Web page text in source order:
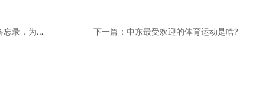
上一篇：亚马逊与埃及中小企业发展署签订备忘录，为埃及电商赋能 下一篇：中东最受欢迎的体育运动是啥?